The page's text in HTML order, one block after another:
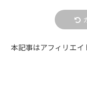
本記事はアフィリエ